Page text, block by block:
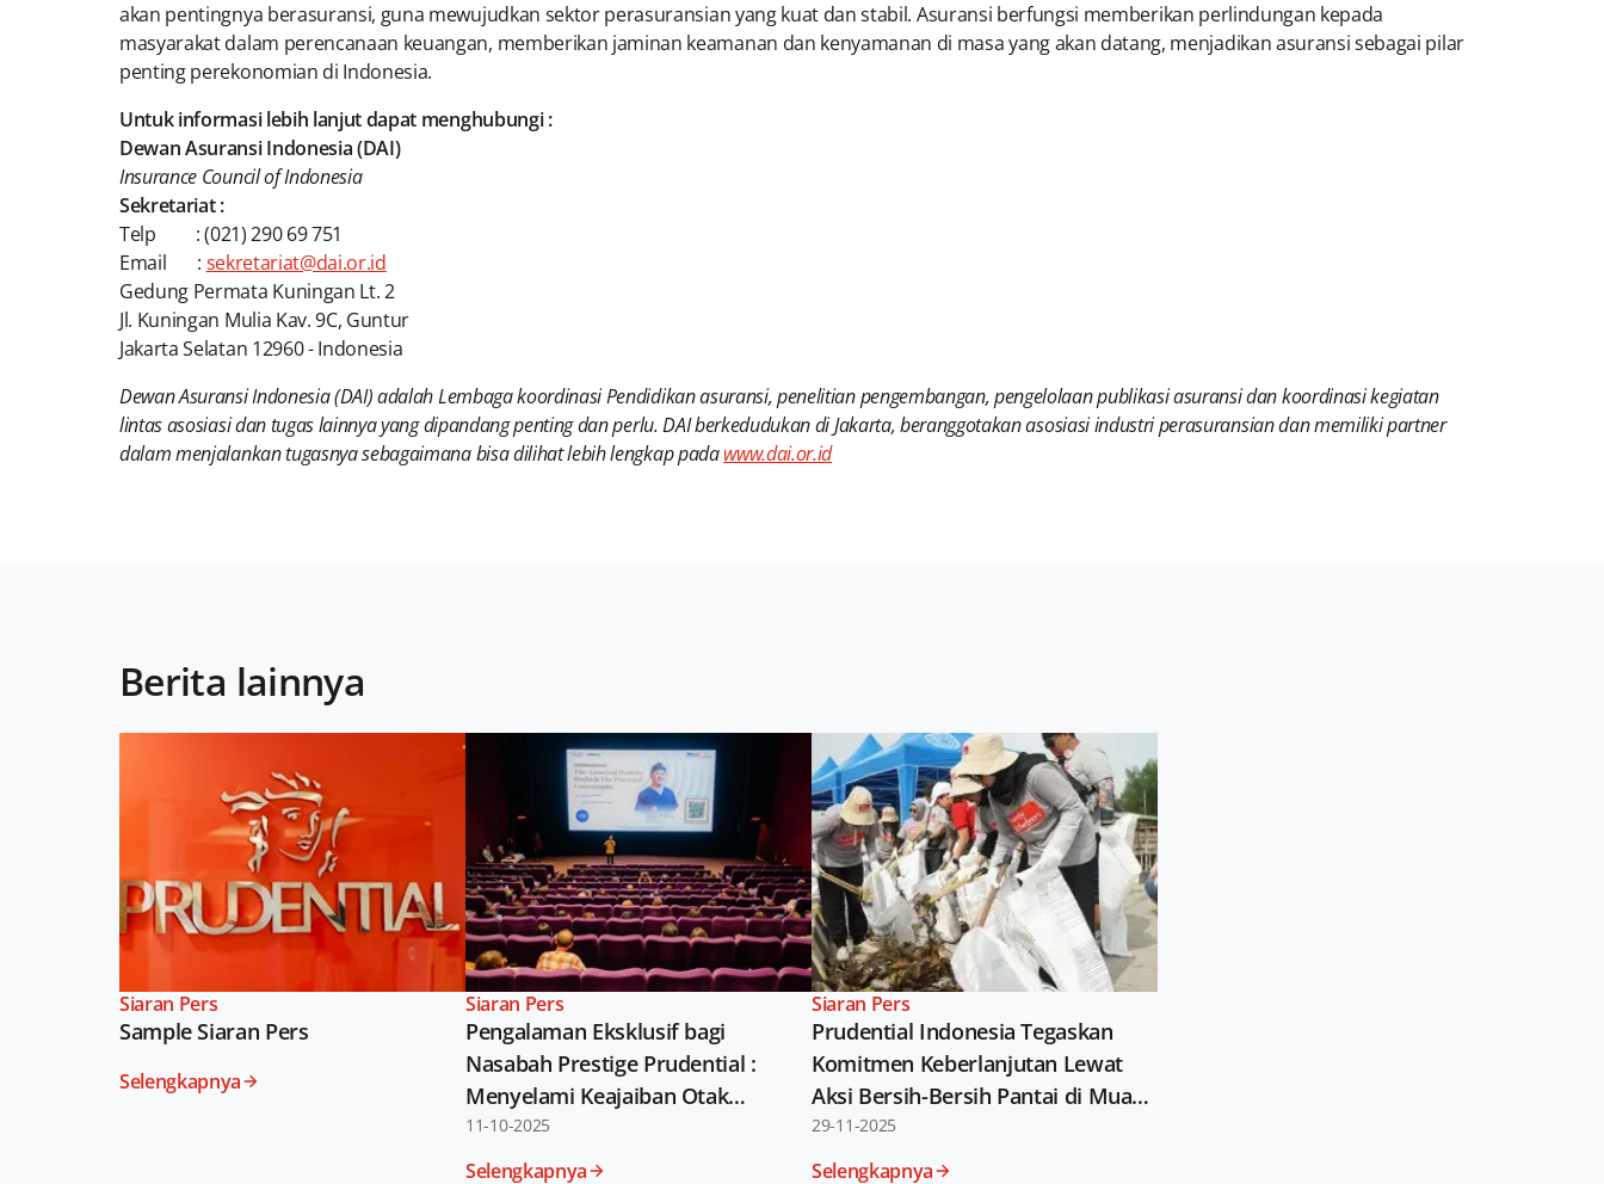
akan pentingnya berasuransi, guna mewujudkan sektor perasuransian yang kuat dan stabil. Asuransi berfungsi memberikan perlindungan kepada
masyarakat dalam perencanaan keuangan, memberikan jaminan keamanan dan kenyamanan di masa yang akan datang, menjadikan asuransi sebagai pilar
penting perekonomian di Indonesia.
Untuk informasi lebih lanjut dapat menghubungi :
Dewan Asuransi Indonesia (DAI)
Insurance Council of Indonesia
Sekretariat :
Telp : (021) 290 69 751
Email : sekretariat@dai.or.id
Gedung Permata Kuningan Lt. 2
Jl. Kuningan Mulia Kav. 9C, Guntur
Jakarta Selatan 12960 - Indonesia
Dewan Asuransi Indonesia (DAI) adalah Lembaga koordinasi Pendidikan asuransi, penelitian pengembangan, pengelolaan publikasi asuransi dan koordinasi kegiatan
lintas asosiasi dan tugas lainnya yang dipandang penting dan perlu. DAI berkedudukan di Jakarta, beranggotakan asosiasi industri perasuransian dan memiliki partner
dalam menjalankan tugasnya sebagaimana bisa dilihat lebih lengkap padawww.dai.or.id
Berita lainnya
Siaran Pers
Sample Siaran Pers
Selengkapnya
Siaran Pers
Pengalaman Eksklusif bagi
Nasabah Prestige Prudential :
Menyelami Keajaiban Otak
Manusia bersama Siloam
Hospitals
11-10-2025
Selengkapnya
Siaran Pers
Prudential Indonesia Tegaskan
Komitmen Keberlanjutan Lewat
Aksi Bersih-Bersih Pantai di Muara
Angke, Jakarta
29-11-2025
Selengkapnya